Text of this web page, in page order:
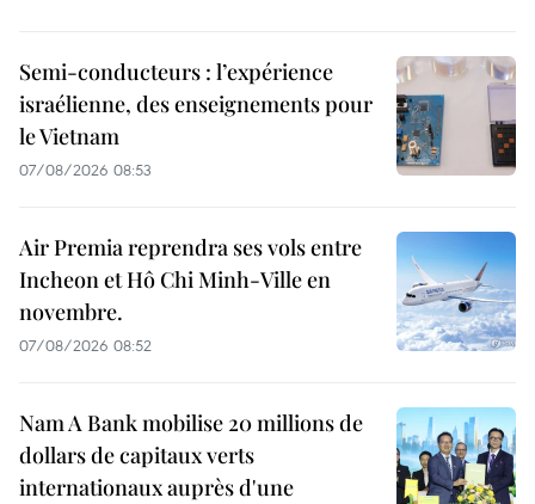
Semi-conducteurs : l’expérience
israélienne, des enseignements pour
le Vietnam
07/08/2026 08:53
Air Premia reprendra ses vols entre
Incheon et Hô Chi Minh-Ville en
novembre.
07/08/2026 08:52
Nam A Bank mobilise 20 millions de
dollars de capitaux verts
internationaux auprès d'une